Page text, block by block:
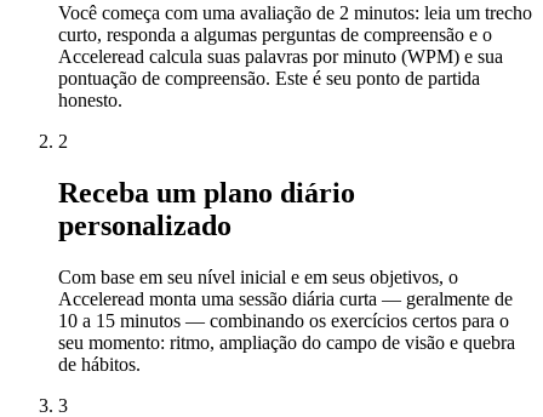
Você começa com uma avaliação de 2 minutos: leia um trecho
curto, responda a algumas perguntas de compreensão e o
Acceleread calcula suas palavras por minuto (WPM) e sua
pontuação de compreensão. Este é seu ponto de partida
honesto.
2
Receba um plano diário
personalizado
Com base em seu nível inicial e em seus objetivos, o
Acceleread monta uma sessão diária curta — geralmente de
10 a 15 minutos — combinando os exercícios certos para o
seu momento: ritmo, ampliação do campo de visão e quebra
de hábitos.
3